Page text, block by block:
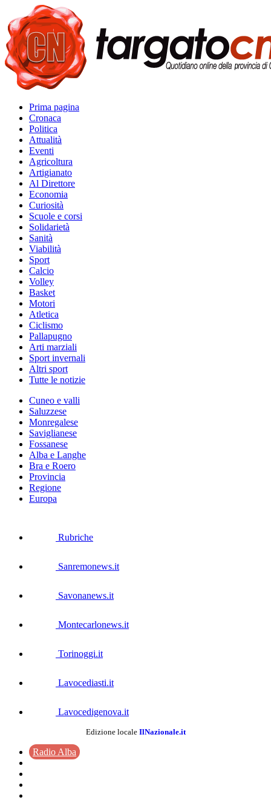
Prima pagina
Cronaca
Politica
Attualità
Eventi
Agricoltura
Artigianato
Al Direttore
Economia
Curiosità
Scuole e corsi
Solidarietà
Sanità
Viabilità
Sport
Calcio
Volley
Basket
Motori
Atletica
Ciclismo
Pallapugno
Arti marziali
Sport invernali
Altri sport
Tutte le notizie
Cuneo e valli
Saluzzese
Monregalese
Saviglianese
Fossanese
Alba e Langhe
Bra e Roero
Provincia
Regione
Europa
Rubriche
Sanremonews.it
Savonanews.it
Montecarlonews.it
Torinoggi.it
Lavocediasti.it
Lavocedigenova.it
Edizione locale IlNazionale.it
Radio Alba